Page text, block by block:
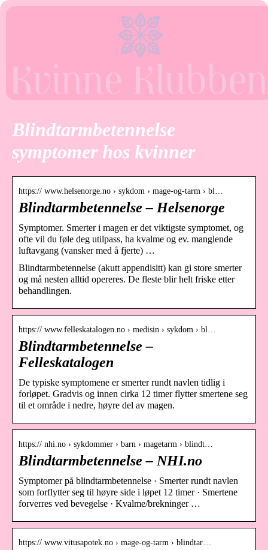
Blindtarmbetennelse
symptomer hos kvinner
https:// www.helsenorge.no › sykdom › mage-og-tarm › bl…
Blindtarmbetennelse – Helsenorge
Symptomer. Smerter i magen er det viktigste symptomet, og
ofte vil du føle deg utilpass, ha kvalme og ev. manglende
luftavgang (vansker med å fjerte) …
Blindtarmbetennelse (akutt appendisitt) kan gi store smerter
og må nesten alltid opereres. De fleste blir helt friske etter
behandlingen.
https:// www.felleskatalogen.no › medisin › sykdom › bl…
Blindtarmbetennelse –
Felleskatalogen
De typiske symptomene er smerter rundt navlen tidlig i
forløpet. Gradvis og innen cirka 12 timer flytter smertene seg
til et område i nedre, høyre del av magen.
https:// nhi.no › sykdommer › barn › magetarm › blindt…
Blindtarmbetennelse – NHI.no
Symptomer på blindtarmbetennelse · Smerter rundt navlen
som forflytter seg til høyre side i løpet 12 timer · Smertene
forverres ved bevegelse · Kvalme/brekninger …
https:// www.vitusapotek.no › mage-og-tarm › blindtar…